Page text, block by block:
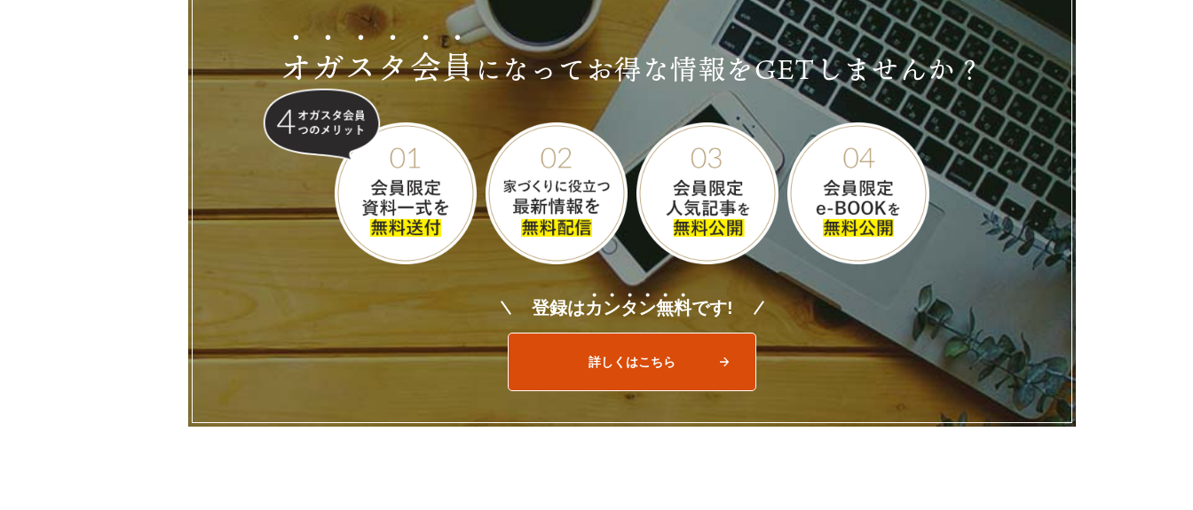
オガスタ会員になってお得な情報をGETしませんか？
登録はカンタン無料です!
詳しくはこちら